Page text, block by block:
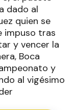
dado al
quien se
impuso tras
y vencer la
Boca
y
al vigésimo